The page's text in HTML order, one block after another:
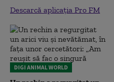
Descarcă aplicația Pro FM
DIGI ANIMAL WORLD